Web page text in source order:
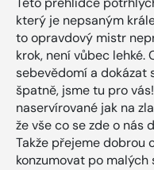
který je nepsaným
to opravdový mistr
krok, není vůbec
sebevědomí a dokázat
špatně, jsme tu pro
naservírované jak na
že vše co se zde o nás
Takže přejeme dobrou
konzumovat po malých